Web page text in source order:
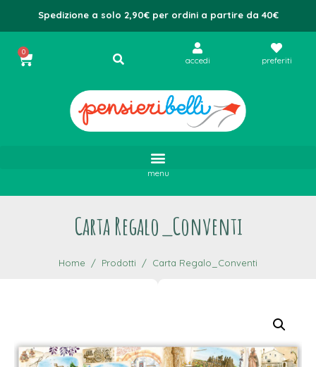
Spedizione a solo 2,90€ per ordini a partire da 40€
0
accedi preferiti
menu
Carta Regalo_Conventi
Home Prodotti Carta Regalo_Conventi